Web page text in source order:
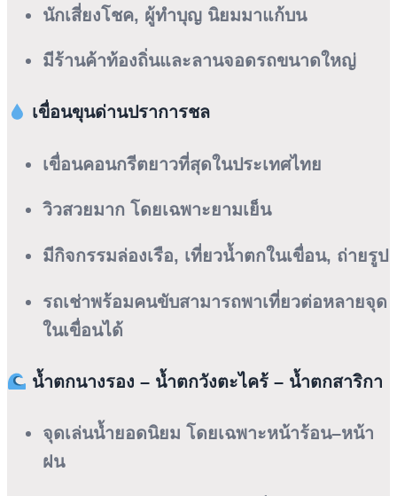
นักเสี่ยงโชค, ผู้ทำบุญ นิยมมาแก้บน
มีร้านค้าท้องถิ่นและลานจอดรถขนาดใหญ่
เขื่อนขุนด่านปราการชล
เขื่อนคอนกรีตยาวที่สุดในประเทศไทย
วิวสวยมาก โดยเฉพาะยามเย็น
มีกิจกรรมล่องเรือ, เที่ยวน้ำตกในเขื่อน, ถ่ายรูป
รถเช่าพร้อมคนขับสามารถพาเที่ยวต่อหลายจุด
ในเขื่อนได้
น้ำตกนางรอง – น้ำตกวังตะไคร้ – น้ำตกสาริกา
จุดเล่นน้ำยอดนิยม โดยเฉพาะหน้าร้อน–หน้า
ฝน